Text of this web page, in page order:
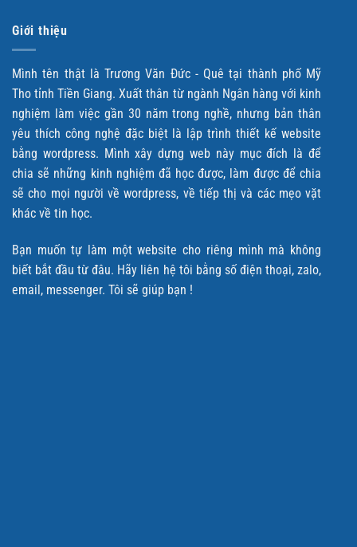
Giới thiệu
Mình tên thật là Trương Văn Đức - Quê tại thành phố Mỹ
Tho tỉnh Tiền Giang. Xuất thân từ ngành Ngân hàng với kinh
nghiệm làm việc gần 30 năm trong nghề, nhưng bản thân
yêu thích công nghệ đặc biệt là lập trình thiết kế website
bằng wordpress. Mình xây dựng web này mục đích là để
chia sẽ những kinh nghiệm đã học được, làm được để chia
sẽ cho mọi người về wordpress, về tiếp thị và các mẹo vặt
khác về tin học.
Bạn muốn tự làm một website cho riêng mình mà không
biết bắt đầu từ đâu. Hãy liên hệ tôi bằng số điện thoại, zalo,
email, messenger. Tôi sẽ giúp bạn !